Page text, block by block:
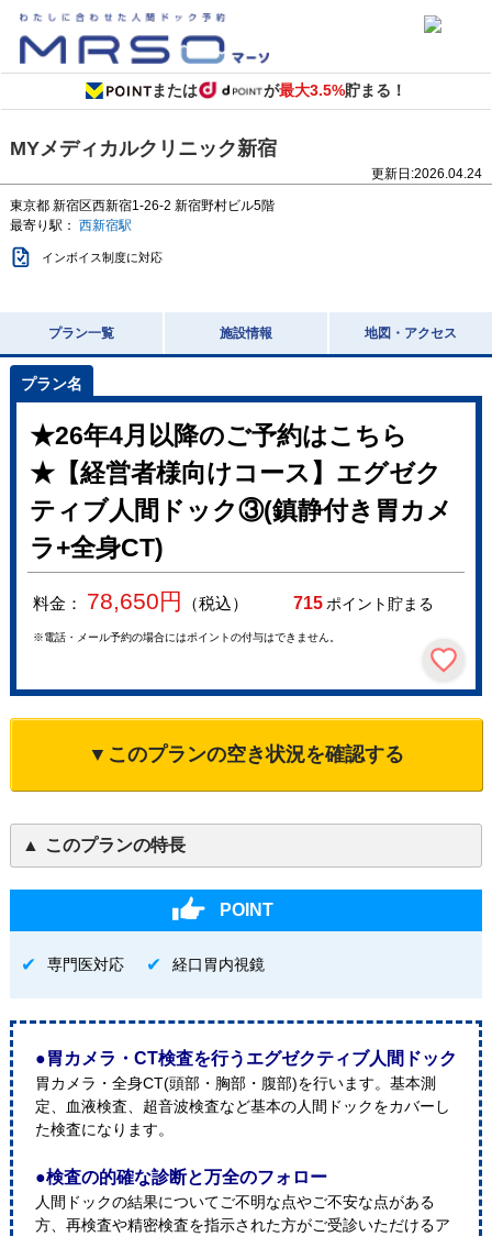
または が最大3.5%貯まる！
MYメディカルクリニック新宿
更新日:2026.04.24
東京都 新宿区西新宿1-26-2 新宿野村ビル5階
最寄り駅： 西新宿駅
インボイス制度に対応
プラン一覧 施設情報 地図・アクセス
★26年4月以降のご予約はこちら
★【経営者様向けコース】エグゼク
ティブ人間ドック③(鎮静付き胃カメ
ラ+全身CT)
料金： 78,650円 （税込） 715ポイント貯まる
※電話・メール予約の場合にはポイントの付与はできません。
▼このプランの空き状況を確認する
このプランの特長
POINT
専門医対応 経口胃内視鏡
●胃カメラ・CT検査を行うエグゼクティブ人間ドック
胃カメラ・全身CT(頭部・胸部・腹部)を行います。基本測
定、血液検査、超音波検査など基本の人間ドックをカバーし
た検査になります。
●検査の的確な診断と万全のフォロー
人間ドックの結果についてご不明な点やご不安な点がある
方、再検査や精密検査を指示された方がご受診いただけるア